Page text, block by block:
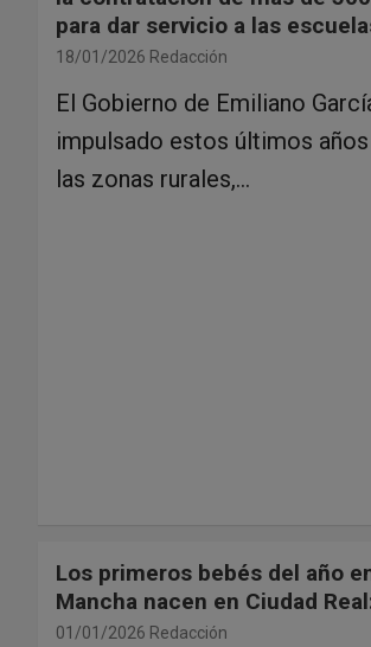
para dar servicio a las
18/01/2026 Redacción
El Gobierno de Emiliano
impulsado estos últimos
las zonas rurales,…
Los primeros bebés del año
Mancha nacen en Ciudad
01/01/2026 Redacción